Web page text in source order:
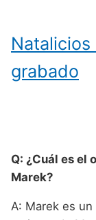
grabado
Q: ¿Cuál es el
Marek?
A: Marek es